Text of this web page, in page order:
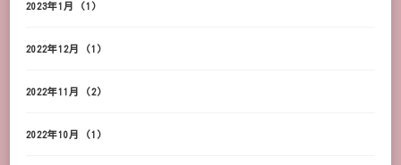
2023年1月 (1)
2022年12月 (1)
2022年11月 (2)
2022年10月 (1)